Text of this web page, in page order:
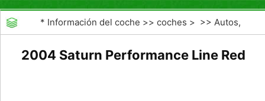
viajar Camiones
* Información del coche >>coches > >>Autos,
2004 Saturn Performance Line Red